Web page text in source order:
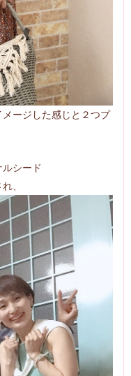
ージした感じと２つプ
シード
、